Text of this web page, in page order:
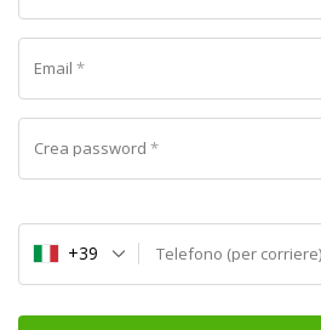
Email *
Crea password *
Telefono (per corriere)
+39